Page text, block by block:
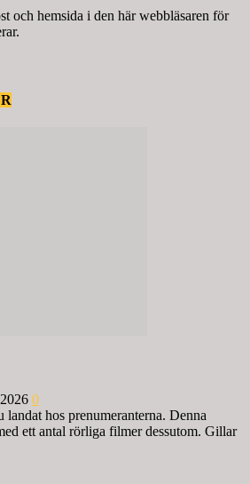
och hemsida i den här webbläsaren för
0
landat hos prenumeranterna. Denna
ett antal rörliga filmer dessutom. Gillar